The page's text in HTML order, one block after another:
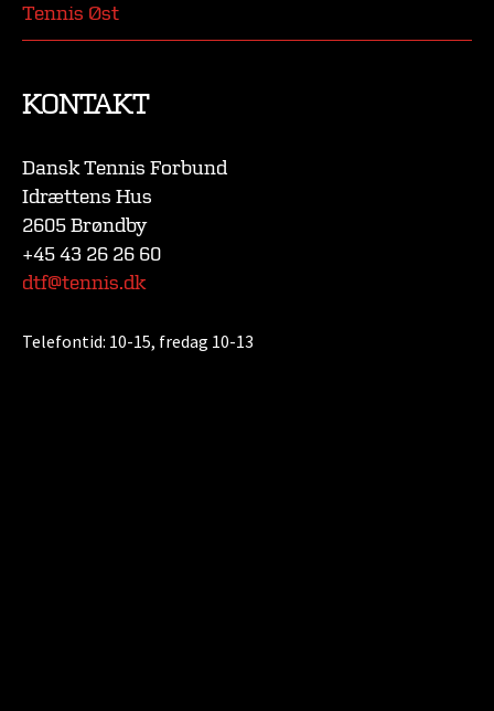
Tennis Øst
KONTAKT
Dansk Tennis Forbund
Idrættens Hus
2605 Brøndby
+45 43 26 26 60
dtf@tennis.dk
Telefontid: 10-15, fredag 10-13